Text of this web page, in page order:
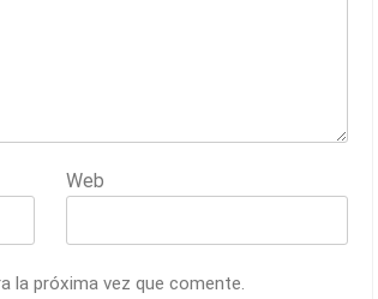
Web
la próxima vez que comente.